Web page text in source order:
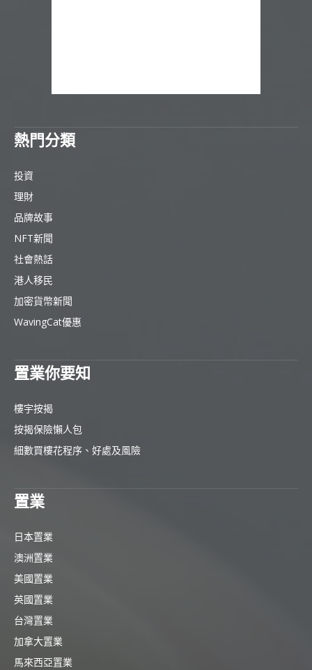
熱門分類
投資
理財
品牌故事
NFT新聞
社會熱話
港人移民
加密貨幣新聞
WavingCat優惠
置業你要知
樓宇按揭
按揭保險懶人包
細數買樓花程序、好處及風險
置業
日本置業
澳洲置業
美國置業
英國置業
台灣置業
加拿大置業
馬來西亞置業